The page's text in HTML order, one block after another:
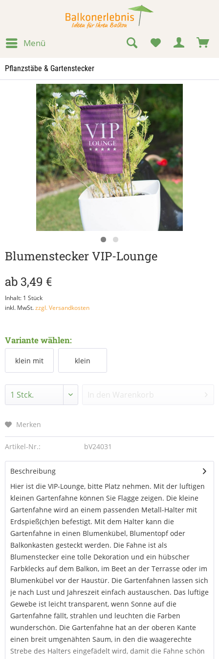
Menü
Pflanzstäbe & Gartenstecker
Blumenstecker VIP-Lounge
ab 3,49 €
Inhalt: 1 Stück
inkl. MwSt.zzgl. Versandkosten
Variante wählen:
klein mit klein
In den Warenkorb
Merken
Artikel-Nr.: bV24031
Beschreibung
Hier ist die VIP-Lounge, bitte Platz nehmen. Mit der luftigen
kleinen Gartenfahne können Sie Flagge zeigen. Die kleine
Gartenfahne wird an einem passenden Metall-Halter mit
Erdspieß(ch)en befestigt. Mit dem Halter kann die
Gartenfahne in einen Blumenkübel, Blumentopf oder
Balkonkasten gesteckt werden. Die Fahne ist als
Blumenstecker eine tolle Dekoration und ein hübscher
Farbklecks auf dem Balkon, im Beet an der Terrasse oder im
Blumenkübel vor der Haustür. Die Gartenfahnen lassen sich
je nach Lust und Jahreszeit einfach austauschen. Das luftige
Gewebe ist leicht transparent, wenn Sonne auf die
Gartenfahne fällt, strahlen und leuchten die Farben
wunderschön. Die Gartenfahne hat an der oberen Kante
einen breit umgenähten Saum, in den die waagerechte
Strebe des Halters eingefädelt wird, damit die Fahne schön